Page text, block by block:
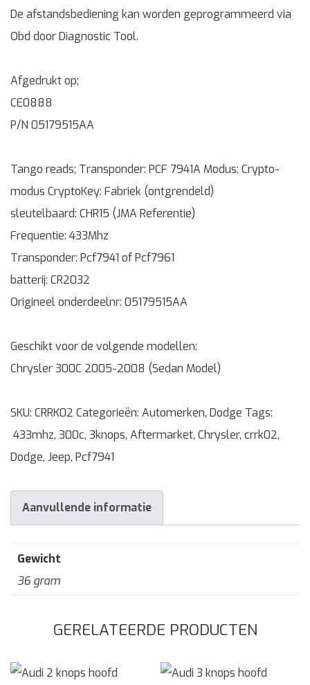
De afstandsbediening kan worden geprogrammeerd via
Obd door Diagnostic Tool.
Afgedrukt op;
CE0888
P/N 05179515AA
Tango reads; Transponder: PCF 7941A Modus: Crypto-
modus CryptoKey: Fabriek (ontgrendeld)
sleutelbaard: CHR15 (JMA Referentie)
Frequentie: 433Mhz
Transponder: Pcf7941 of Pcf7961
batterij: CR2032
Origineel onderdeelnr: 05179515AA
Geschikt voor de volgende modellen:
Chrysler 300C 2005-2008 (Sedan Model)
SKU: CRRK02 Categorieën: Automerken, Dodge Tags:
433mhz, 300c, 3knops, Aftermarket, Chrysler, crrk02,
Dodge, Jeep, Pcf7941
Aanvullende informatie
Gewicht
36 gram
GERELATEERDE PRODUCTEN